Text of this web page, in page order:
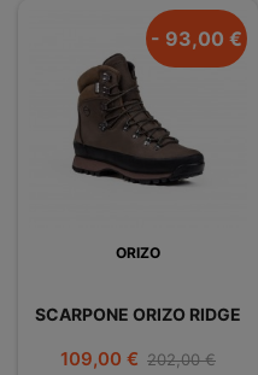
- 93,00 €
ORIZO
SCARPONE ORIZO RIDGE
Prezzo
109,00 € Prezzo
202,00 €